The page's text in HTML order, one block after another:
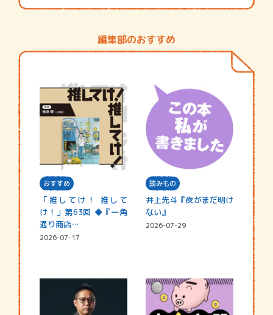
編集部のおすすめ
おすすめ
「推してけ！ 推して
け！」第63回 ◆『一角
通り商店…
2026-07-17
読みもの
井上先斗『夜がまだ明け
ない』
2026-07-29